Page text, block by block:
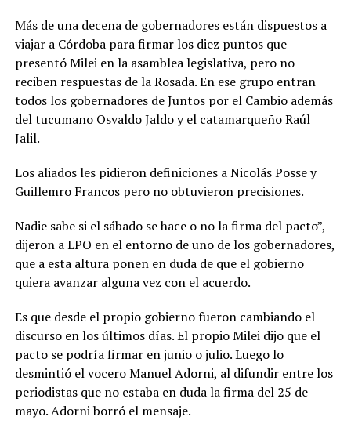
Más de una decena de gobernadores están dispuestos a
viajar a Córdoba para firmar los diez puntos que
presentó Milei en la asamblea legislativa, pero no
reciben respuestas de la Rosada. En ese grupo entran
todos los gobernadores de Juntos por el Cambio además
del tucumano Osvaldo Jaldo y el catamarqueño Raúl
Jalil.
Los aliados les pidieron definiciones a Nicolás Posse y
Guillemro Francos pero no obtuvieron precisiones.
Nadie sabe si el sábado se hace o no la firma del pacto”,
dijeron a LPO en el entorno de uno de los gobernadores,
que a esta altura ponen en duda de que el gobierno
quiera avanzar alguna vez con el acuerdo.
Es que desde el propio gobierno fueron cambiando el
discurso en los últimos días. El propio Milei dijo que el
pacto se podría firmar en junio o julio. Luego lo
desmintió el vocero Manuel Adorni, al difundir entre los
periodistas que no estaba en duda la firma del 25 de
mayo. Adorni borró el mensaje.